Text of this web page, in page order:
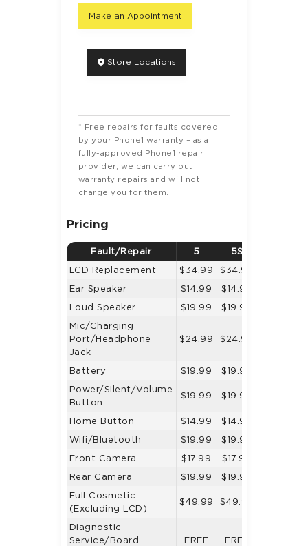
Make an Appointment
Store Locations
* Free repairs for faults covered
by your Phone1 warranty – as a
fully-approved Phone1 repair
provider, we can carry out
warranty repairs and will not
charge you for them.
Pricing
Fault/Repair 5 5S
LCD Replacement
$34.99 $34.99
Ear Speaker
$14.99 $14.99
Loud Speaker
$19.99 $19.99
Mic/Charging
Port/Headphone
Jack
$24.99 $24.99
Battery $19.99 $19.99
Power/Silent/Volume
Button
$19.99 $19.99
Home Button $14.99 $14.99
Wifi/Bluetooth
$19.99 $19.99
Front Camera
$17.99 $17.99
Rear Camera
$19.99 $19.99
Full Cosmetic
(Excluding LCD)
$49.99 $49.99
Diagnostic
Service/Board
FREE FREE